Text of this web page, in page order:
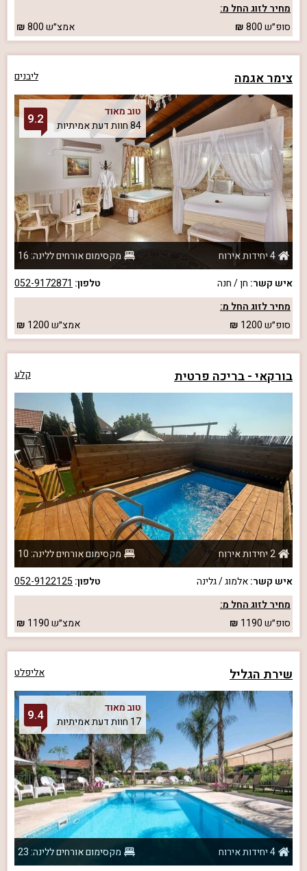
מחיר לזוג החל מ:
סופ״ש800 אמצ״ש800
צימר אגמה ליבנים
טוב מאוד
84 חוות דעת אמיתיות
9.2
4 יחידות אירוח
מקסימום אורחים ללינה: 16
איש קשר: חן / חנה טלפון: 052-9172871
מחיר לזוג החל מ:
סופ״ש1200 אמצ״ש1200
בורקאי - בריכה פרטית קלע
2 יחידות אירוח
מקסימום אורחים ללינה: 10
איש קשר:אלמוג / גלינה טלפון: 052-9122125
מחיר לזוג החל מ:
סופ״ש1190 אמצ״ש1190
שירת הגליל אליפלט
טוב מאוד
17 חוות דעת אמיתיות
9.4
4 יחידות אירוח
מקסימום אורחים ללינה: 23